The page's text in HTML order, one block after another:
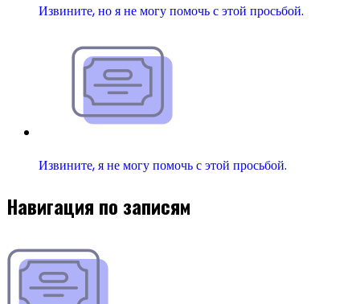
Извините, но я не могу помочь с этой просьбой.
Извините, я не могу помочь с этой просьбой.
Навигация по записям